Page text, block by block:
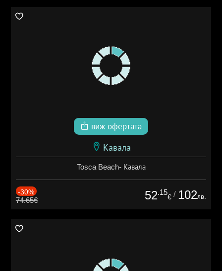
виж офертата
Кавала
Tosca Beach- Кавала
-30%
74.65€ 52.15
€ / 102лв.